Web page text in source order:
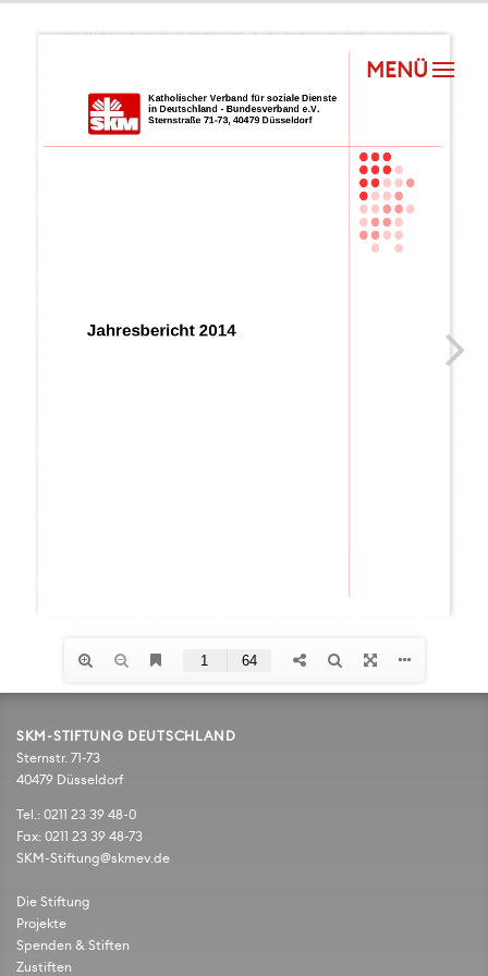
SKM-STIFTUNG DEUTSCHLAND
Sternstr. 71-73
40479 Düsseldorf
Tel.: 0211 23 39 48-0
Fax: 0211 23 39 48-73
SKM-Stiftung@skmev.de
Die Stiftung
Projekte
Spenden & Stiften
Zustiften